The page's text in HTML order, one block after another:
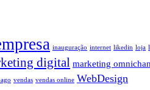
inauguração internet likedin loja
digital marketing
vendas vendas online WebDesign